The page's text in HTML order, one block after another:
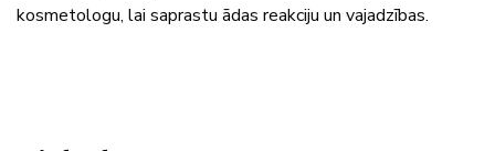
kosmetologu, lai saprastu ādas reakciju un vajadzības.